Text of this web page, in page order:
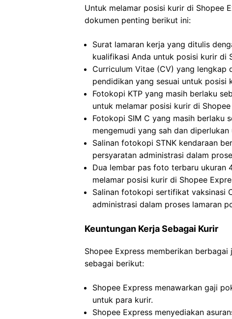
Untuk melamar posisi kurir di Shopee
dokumen penting berikut ini:
Surat lamaran kerja yang ditulis
kualifikasi Anda untuk posisi kurir di
Curriculum Vitae (CV) yang lengkap
pendidikan yang sesuai untuk posisi
Fotokopi KTP yang masih berlaku
untuk melamar posisi kurir di Shopee
Fotokopi SIM C yang masih berlaku
mengemudi yang sah dan
Salinan fotokopi STNK kendaraan
persyaratan administrasi dalam
Dua lembar pas foto terbaru ukuran
melamar posisi kurir di Shopee
Salinan fotokopi sertifikat vaksinasi
administrasi dalam proses lamaran
Keuntungan Kerja Sebagai Kurir
Shopee Express memberikan
sebagai berikut:
Shopee Express menawarkan gaji
untuk para kurir.
Shopee Express menyediakan